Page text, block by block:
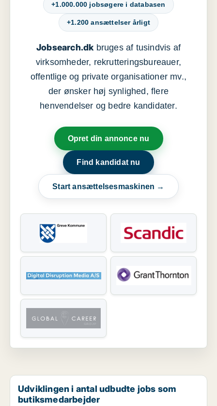
+1.000.000 jobsøgere i databasen
+1.200 ansættelser årligt
Jobsearch.dkbruges af tusindvis af
virksomheder, rekrutteringsbureauer,
offentlige og private organisationer mv.,
der ønsker høj synlighed, flere
henvendelser og bedre kandidater.
Opret din annonce nu
Find kandidat nu
Start ansættelsesmaskinen →
Udviklingen i antal udbudte jobs som
butiksmedarbejder